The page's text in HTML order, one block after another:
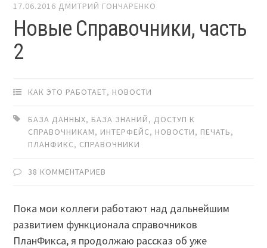
17.06.2016 ДМИТРИЙ ГОНЧАРЕНКО
Новые Справочники, часть
2
КАК ЭТО РАБОТАЕТ, НОВОСТИ
БАЗА ДАННЫХ, БАЗА ЗНАНИЙ, ДОСТУП К
СПРАВОЧНИКАМ, ИНТЕРФЕЙС, НОВОСТИ, ПЕЧАТЬ,
ПЛАНФИКС, СПРАВОЧНИКИ
38 КОММЕНТАРИЕВ
Пока мои коллеги работают над дальнейшим
развитием функционала справочников
ПланФикса, я продолжаю рассказ об уже